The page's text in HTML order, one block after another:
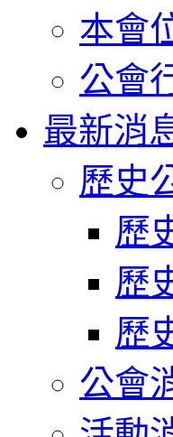
本會
公會
最新消
歷史
歷
歷
歷
公會